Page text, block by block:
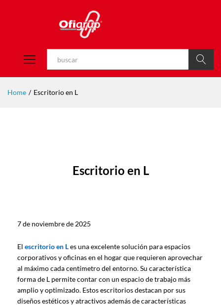
Buscar
Home / Escritorio en L
Escritorio en L
7 de noviembre de 2025
El escritorio en Les una excelente solución para espacios
corporativos y oficinas en el hogar que requieren aprovechar
al máximo cada centímetro del entorno. Su característica
forma de L permite contar con un espacio de trabajo más
amplio y optimizado. Estos escritorios destacan por sus
diseños estéticos y atractivos además de características